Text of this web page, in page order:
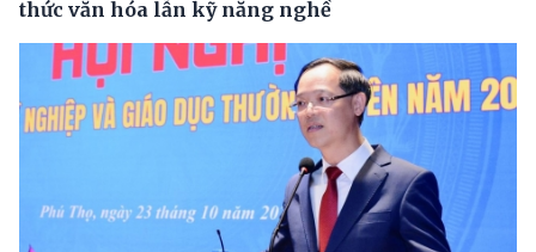
thức văn hóa lẫn kỹ năng nghề